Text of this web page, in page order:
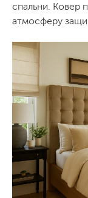
спальни. Ковер
атмосферу